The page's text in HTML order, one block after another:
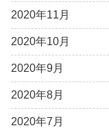
2020年11月
2020年10月
2020年9月
2020年8月
2020年7月